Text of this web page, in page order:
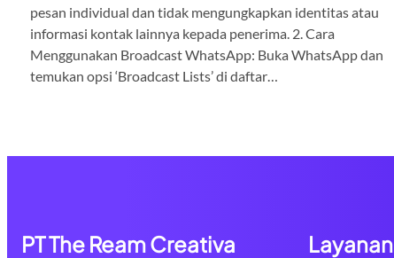
pesan individual dan tidak mengungkapkan identitas atau
informasi kontak lainnya kepada penerima. 2. Cara
Menggunakan Broadcast WhatsApp: Buka WhatsApp dan
temukan opsi ‘Broadcast Lists’ di daftar…
PT The Ream Creativa Layanan